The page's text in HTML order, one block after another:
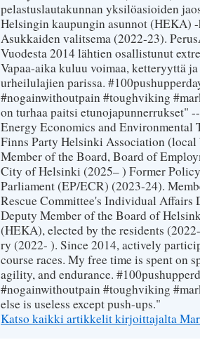
pelastuslautakunnan yksilöasioiden
Helsingin kaupungin asunnot (HEKA)
Asukkaiden valitsema (2022-23).
Vuodesta 2014 lähtien osallistunut
Vapaa-aika kuluu voimaa, ketteryyttä
urheilulajien parissa.
#nogainwithoutpain #toughviking
on turhaa paitsi etunojapunnerrukset"
Energy Economics and Environmental
Finns Party Helsinki Association
Member of the Board, Board of
City of Helsinki (2025– ) Former
Parliament (EP/ECR) (2023-24).
Rescue Committee's Individual Affairs
Deputy Member of the Board of
(HEKA), elected by the residents
ry (2022- ). Since 2014, actively
course races. My free time is spent on
agility, and endurance.
#nogainwithoutpain #toughviking
else is useless except push-ups."
Katso kaikki artikkelit kirjoittajalta